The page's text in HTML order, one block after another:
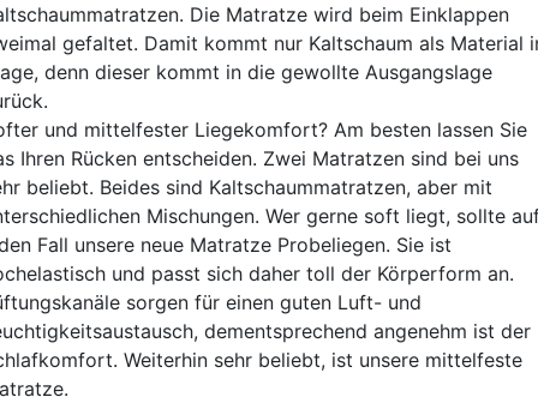
Die Matratze wird beim Einklappen
gefaltet. Damit kommt nur Kaltschaum als Material
denn dieser kommt in die gewollte Ausgangslage
und mittelfester Liegekomfort? Am besten lassen Sie
Ihren Rücken entscheiden. Zwei Matratzen sind bei uns
beliebt. Beides sind Kaltschaummatratzen, aber mit
Mischungen. Wer gerne soft liegt, sollte
Fall unsere neue Matratze Probeliegen. Sie ist
und passt sich daher toll der Körperform an.
sorgen für einen guten Luft- und
dementsprechend angenehm ist der
Weiterhin sehr beliebt, ist unsere mittelfeste